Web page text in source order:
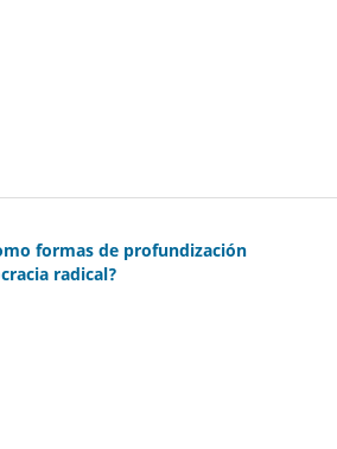
formas de profundización
radical?